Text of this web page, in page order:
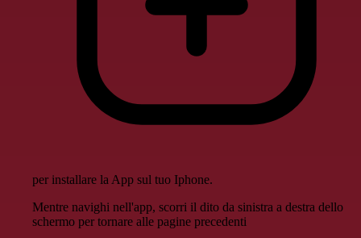
per installare la App sul tuo Iphone.
Mentre navighi nell'app, scorri il dito da sinistra a destra dello
schermo per tornare alle pagine precedenti